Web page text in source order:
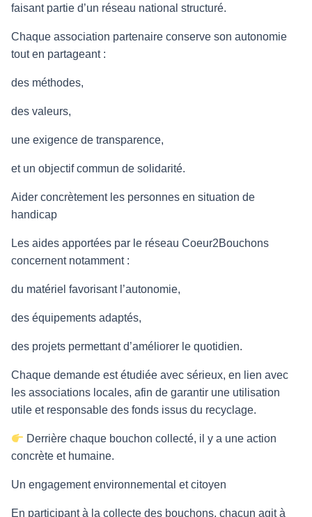
faisant partie d’un réseau national structuré.
Chaque association partenaire conserve son autonomie
tout en partageant :
des méthodes,
des valeurs,
une exigence de transparence,
et un objectif commun de solidarité.
Aider concrètement les personnes en situation de
handicap
Les aides apportées par le réseau Coeur2Bouchons
concernent notamment :
du matériel favorisant l’autonomie,
des équipements adaptés,
des projets permettant d’améliorer le quotidien.
Chaque demande est étudiée avec sérieux, en lien avec
les associations locales, afin de garantir une utilisation
utile et responsable des fonds issus du recyclage.
Derrière chaque bouchon collecté, il y a une action
concrète et humaine.
Un engagement environnemental et citoyen
En participant à la collecte des bouchons, chacun agit à